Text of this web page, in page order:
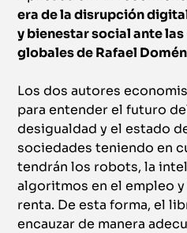
era de la disrupción
y bienestar social ante
globales de Rafael
Los dos autores
para entender el futuro
desigualdad y el estado
sociedades teniendo en
tendrán los robots, la
algoritmos en el empleo
renta. De esta forma, el
encauzar de manera